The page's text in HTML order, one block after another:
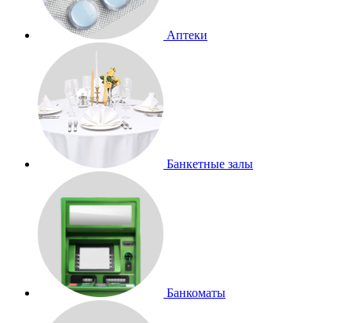
Аптеки
Банкетные залы
Банкоматы